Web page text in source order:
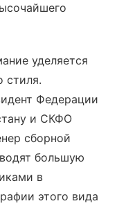
уделяется
стиля.
Федерации
и СКФО
сборной
большую
в
этого вида